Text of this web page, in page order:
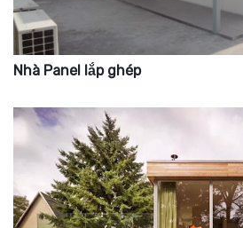
Nhà Panel lắp ghép